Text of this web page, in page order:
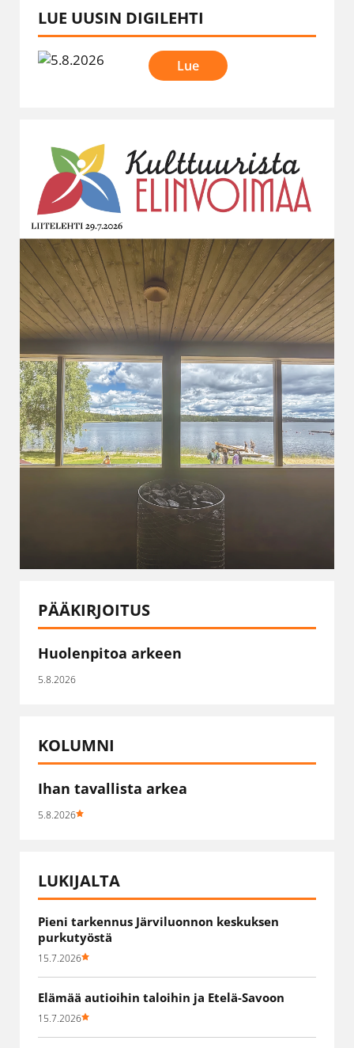
LUE UUSIN DIGILEHTI
Lue
PÄÄKIRJOITUS
Huolenpitoa arkeen
5.8.2026
KOLUMNI
Ihan tavallista arkea
5.8.2026
LUKIJALTA
Pieni tarkennus Järviluonnon keskuksen
purkutyöstä
15.7.2026
Elämää autioihin taloihin ja Etelä-Savoon
15.7.2026